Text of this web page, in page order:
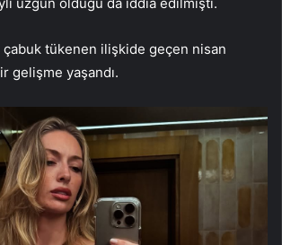
çabuk tükenen ilişkide geçen nisan
gelişme yaşandı.